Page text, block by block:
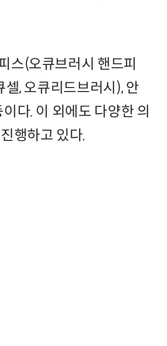
스(오큐브러시 핸드피
, 오큐리드브러시), 안
다. 이 외에도 다양한 의
행하고 있다.